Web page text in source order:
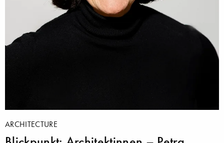
ARCHITECTURE